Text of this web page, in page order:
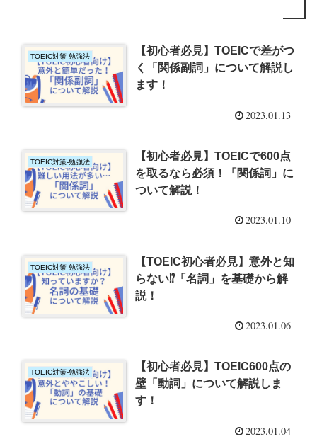
TOEIC対策-勉強法
【初心者必見】TOEICで差がつ
く「関係副詞」について解説し
ます！
2023.01.13
TOEIC対策-勉強法
【初心者必見】TOEICで600点
を取るなら必須！「関係詞」に
ついて解説！
2023.01.10
TOEIC対策-勉強法
【TOEIC初心者必見】意外と知
らない⁉「名詞」を基礎から解
説！
2023.01.06
TOEIC対策-勉強法
【初心者必見】TOEIC600点の
壁「動詞」について解説しま
す！
2023.01.04